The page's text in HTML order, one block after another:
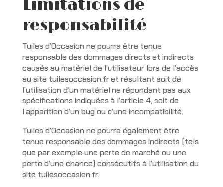
Limitations de
responsabilité
Tuiles d’Occasion ne pourra être tenue
responsable des dommages directs et indirects
causés au matériel de l’utilisateur lors de l’accès
au site tuilesoccasion.fr et résultant soit de
l’utilisation d’un matériel ne répondant pas aux
spécifications indiquées à l’article 4, soit de
l’apparition d’un bug ou d’une incompatibilité.
Tuiles d’Occasion ne pourra également être
tenue responsable des dommages indirects (tels
que par exemple une perte de marché ou une
perte d’une chance) consécutifs à l’utilisation du
site tuilesoccasion.fr.